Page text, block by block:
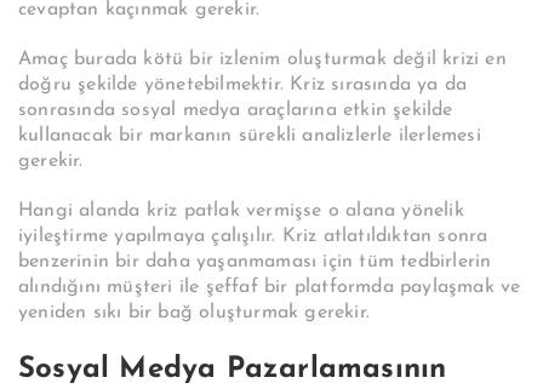
cevaptan kaçınmak gerekir.
Amaç burada kötü bir izlenim oluşturmak değil krizi en
doğru şekilde yönetebilmektir. Kriz sırasında ya da
sonrasında sosyal medya araçlarına etkin şekilde
kullanacak bir markanın sürekli analizlerle ilerlemesi
gerekir.
Hangi alanda kriz patlak vermişse o alana yönelik
iyileştirme yapılmaya çalışılır. Kriz atlatıldıktan sonra
benzerinin bir daha yaşanmaması için tüm tedbirlerin
alındığını müşteri ile şeffaf bir platformda paylaşmak ve
yeniden sıkı bir bağ oluşturmak gerekir.
Sosyal Medya Pazarlamasının